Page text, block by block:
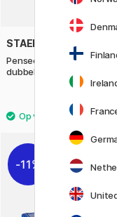
STAEDTLER
Penseelpen Aquarel met
dubbele punt 18-set
11%